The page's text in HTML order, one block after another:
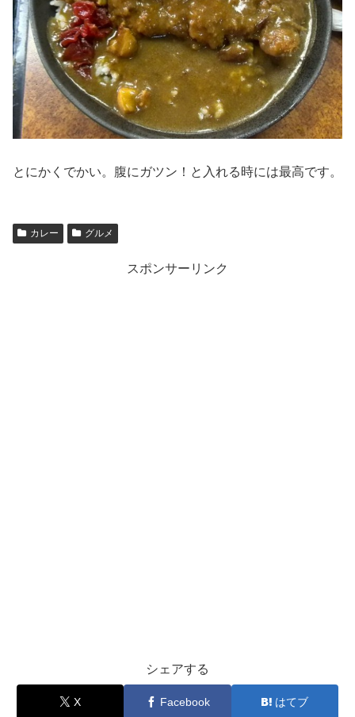
とにかくでかい。腹にガツン！と入れる時には最高です。
カレー グルメ
スポンサーリンク
シェアする
X Facebook はてブ